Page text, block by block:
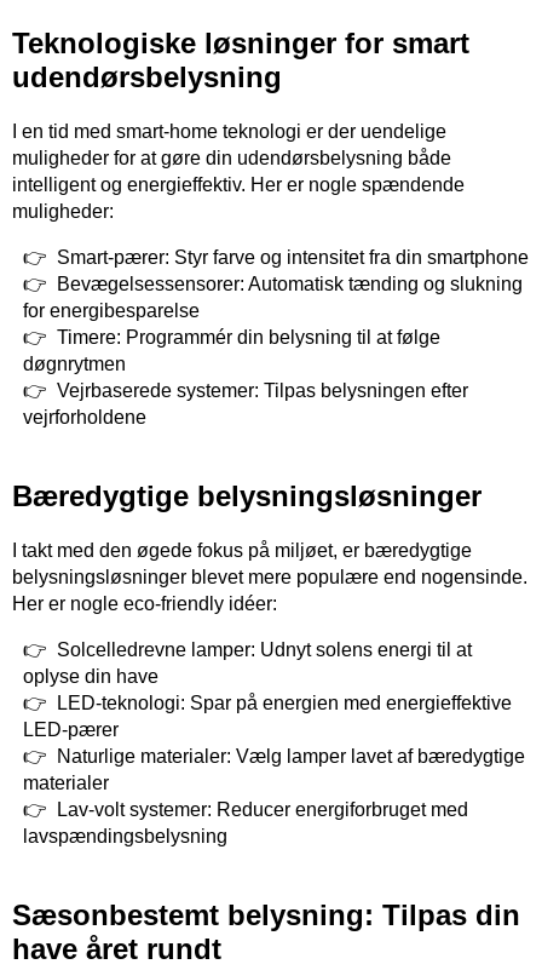
Teknologiske løsninger for smart
udendørsbelysning
I en tid med smart-home teknologi er der uendelige
muligheder for at gøre din udendørsbelysning både
intelligent og energieffektiv. Her er nogle spændende
muligheder:
Smart-pærer: Styr farve og intensitet fra din smartphone
Bevægelsessensorer: Automatisk tænding og slukning
for energibesparelse
Timere: Programmér din belysning til at følge
døgnrytmen
Vejrbaserede systemer: Tilpas belysningen efter
vejrforholdene
Bæredygtige belysningsløsninger
I takt med den øgede fokus på miljøet, er bæredygtige
belysningsløsninger blevet mere populære end nogensinde.
Her er nogle eco-friendly idéer:
Solcelledrevne lamper: Udnyt solens energi til at
oplyse din have
LED-teknologi: Spar på energien med energieffektive
LED-pærer
Naturlige materialer: Vælg lamper lavet af bæredygtige
materialer
Lav-volt systemer: Reducer energiforbruget med
lavspændingsbelysning
Sæsonbestemt belysning: Tilpas din
have året rundt